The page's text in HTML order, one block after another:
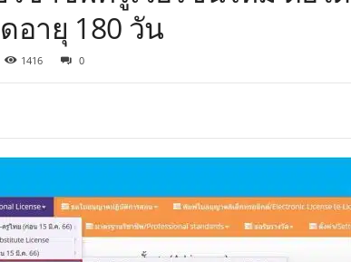
อายุ 180 วัน
1416 0